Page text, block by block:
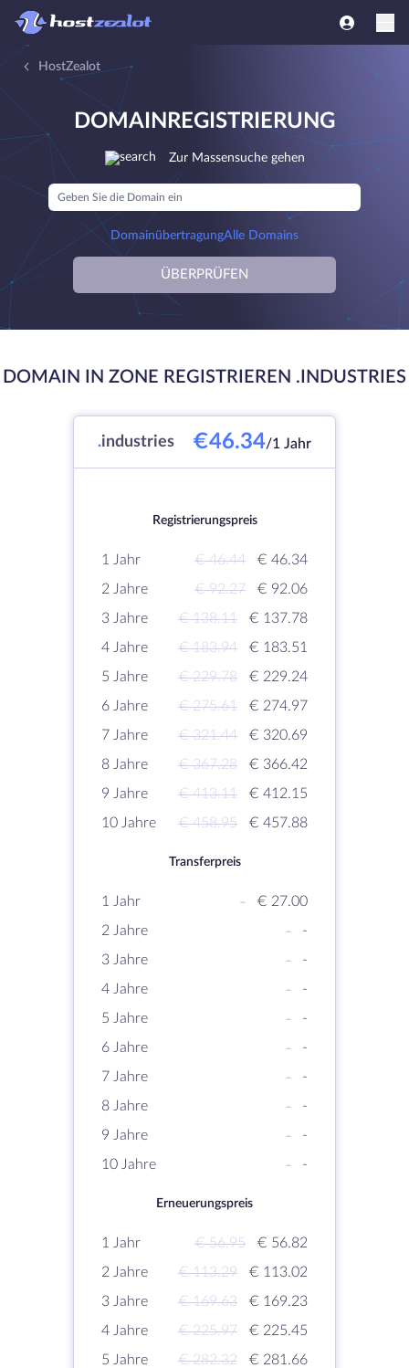
HostZealot
DOMAINREGISTRIERUNG
Zur Massensuche gehen
DomainübertragungAlle Domains
ÜBERPRÜFEN
DOMAIN IN ZONE REGISTRIEREN .INDUSTRIES
.industries €46.34/1 Jahr
Registrierungspreis
1 Jahr € 46.44
€ 46.34
2 Jahre
€ 92.27
€ 92.06
3 Jahre
€ 138.11
€ 137.78
4 Jahre
€ 183.94
€ 183.51
5 Jahre
€ 229.78
€ 229.24
6 Jahre
€ 275.61
€ 274.97
7 Jahre
€ 321.44
€ 320.69
8 Jahre
€ 367.28
€ 366.42
9 Jahre
€ 413.11
€ 412.15
10 Jahre
€ 458.95 € 457.88
Transferpreis
1 Jahr -
€ 27.00
2 Jahre
-
-
3 Jahre
-
-
4 Jahre
-
-
5 Jahre
-
-
6 Jahre
-
-
7 Jahre
-
-
8 Jahre
-
-
9 Jahre
-
-
10 Jahre
- -
Erneuerungspreis
1 Jahr € 56.95
€ 56.82
2 Jahre
€ 113.29
€ 113.02
3 Jahre
€ 169.63
€ 169.23
4 Jahre
€ 225.97
€ 225.45
5 Jahre
€ 282.32
€ 281.66